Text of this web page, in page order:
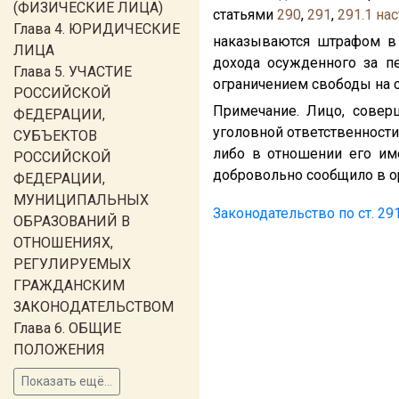
(ФИЗИЧЕСКИЕ ЛИЦА)
Глава 4. ЮРИДИЧЕСКИЕ
ЛИЦА
Глава 5. УЧАСТИЕ
РОССИЙСКОЙ
ФЕДЕРАЦИИ,
СУБЪЕКТОВ
РОССИЙСКОЙ
ФЕДЕРАЦИИ,
МУНИЦИПАЛЬНЫХ
ОБРАЗОВАНИЙ В
ОТНОШЕНИЯХ,
РЕГУЛИРУЕМЫХ
ГРАЖДАНСКИМ
ЗАКОНОДАТЕЛЬСТВОМ
Глава 6. ОБЩИЕ
ПОЛОЖЕНИЯ
Показать ещё...
статьями 290, 291, 291.1
наказываются штрафом
дохода осужденного за
ограничением свободы на
Примечание. Лицо,
уголовной
либо в отношении его
добровольно сообщило в
Законодательство по ст.